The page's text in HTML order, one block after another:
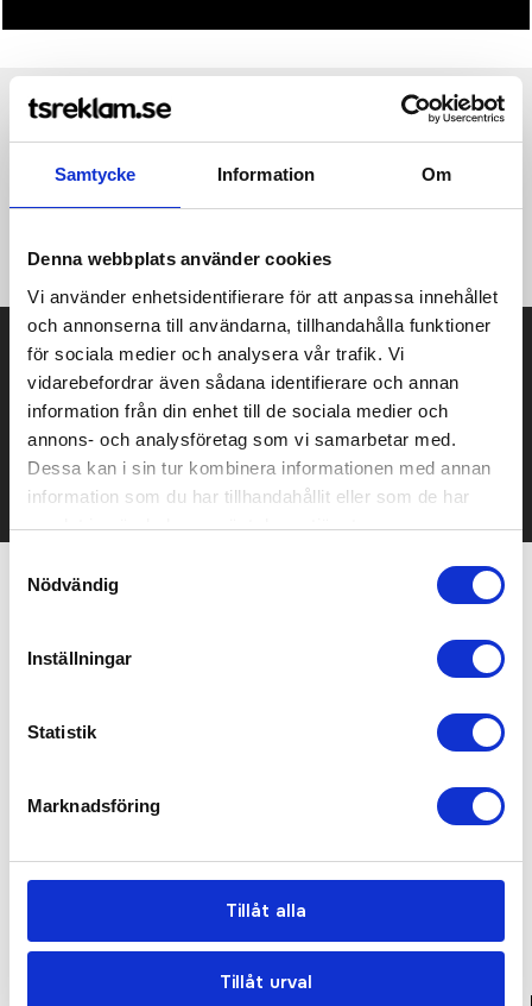
Samtycke Information Om
Denna webbplats använder cookies
Vi använder enhetsidentifierare för att anpassa innehållet
och annonserna till användarna, tillhandahålla funktioner
för sociala medier och analysera vår trafik. Vi
vidarebefordrar även sådana identifierare och annan
information från din enhet till de sociala medier och
annons- och analysföretag som vi samarbetar med.
Dessa kan i sin tur kombinera informationen med annan
information som du har tillhandahållit eller som de har
samlat in när du har använt deras tjänster.
Nödvändig
Inställningar
Statistik
Marknadsföring
Tillåt alla
Tillåt urval
Recensioner
Prisuppgift på mailen?
mailen.
Det går också utmärkt att bara ställa frågor!
KONTAKTA OSS